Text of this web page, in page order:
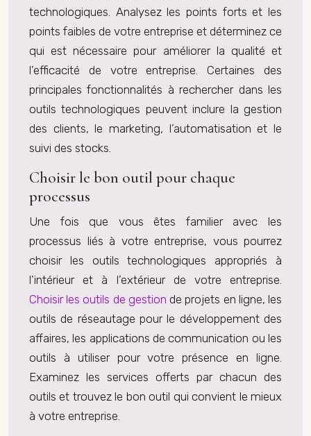
technologiques. Analysez les points forts et les
points faibles de votre entreprise et déterminez ce
qui est nécessaire pour améliorer la qualité et
l’efficacité de votre entreprise. Certaines des
principales fonctionnalités à rechercher dans les
outils technologiques peuvent inclure la gestion
des clients, le marketing, l’automatisation et le
suivi des stocks.
Choisir le bon outil pour chaque
processus
Une fois que vous êtes familier avec les
processus liés à votre entreprise, vous pourrez
choisir les outils technologiques appropriés à
l’intérieur et à l’extérieur de votre entreprise.
Choisir les outils de gestion de projets en ligne, les
outils de réseautage pour le développement des
affaires, les applications de communication ou les
outils à utiliser pour votre présence en ligne.
Examinez les services offerts par chacun des
outils et trouvez le bon outil qui convient le mieux
à votre entreprise.